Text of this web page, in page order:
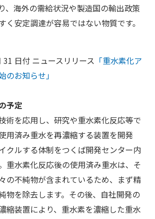
、海外の需給状況や製造国の輸出政策
く安定調達が容易ではない物質です。
日付 ニュースリリース 「重水素化ア
のお知らせ」
予定
術を応用し、研究や重水素化反応等で
用済み重水を再濃縮する装置を開発
クルする体制をつくば開発センター内
重水素化反応後の使用済み重水は、そ
の不純物が含まれているため、まず精
物を除去します。その後、自社開発の
縮装置により、重水素を濃縮した重水